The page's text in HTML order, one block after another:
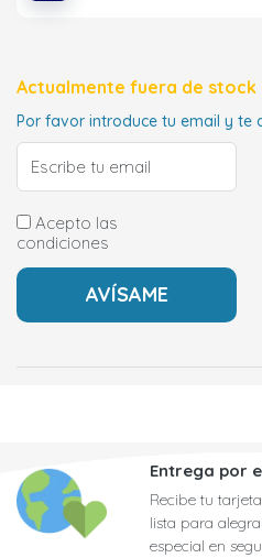
Actualmente fuera de stock
Por favor introduce tu email y te
Acepto las
condiciones
Entrega por
Recibe tu
lista para
especial en